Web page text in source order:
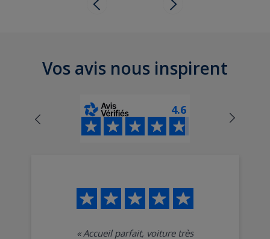
Vos avis nous inspirent
4.6
« Accueil parfait, voiture très